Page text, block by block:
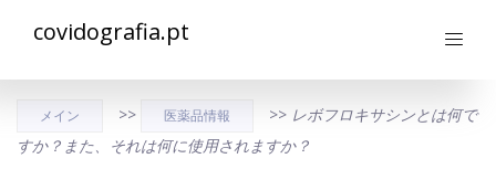
covidografia.pt
メイン >> 医薬品情報 >> レボフロキサシンとは何で
すか？また、それは何に使用されますか？